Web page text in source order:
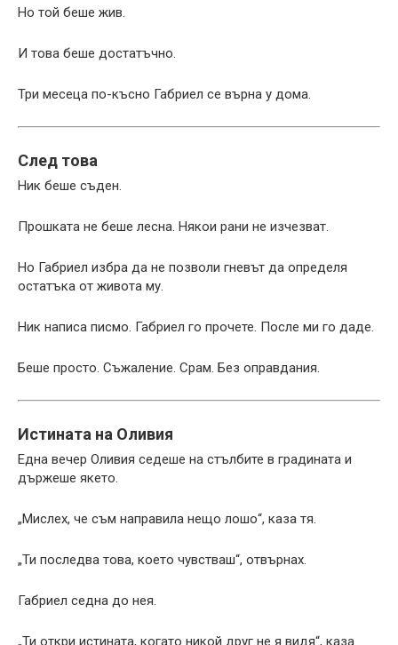
Но той беше жив.
И това беше достатъчно.
Три месеца по-късно Габриел се върна у дома.
След това
Ник беше съден.
Прошката не беше лесна. Някои рани не изчезват.
Но Габриел избра да не позволи гневът да определя
остатъка от живота му.
Ник написа писмо. Габриел го прочете. После ми го даде.
Беше просто. Съжаление. Срам. Без оправдания.
Истината на Оливия
Една вечер Оливия седеше на стълбите в градината и
държеше якето.
„Мислех, че съм направила нещо лошо“, каза тя.
„Ти последва това, което чувстваш“, отвърнах.
Габриел седна до нея.
„Ти откри истината, когато никой друг не я видя“, каза